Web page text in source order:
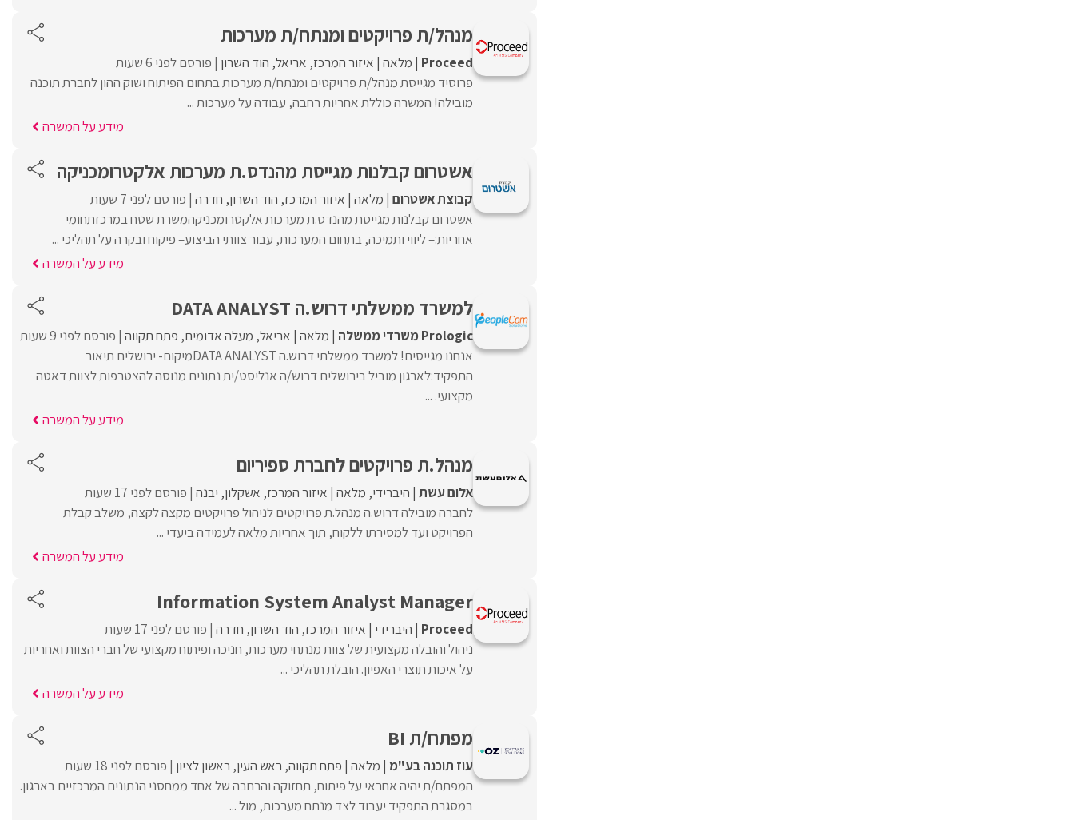
מנהל/ת פרויקטים ומנתח/ת מערכות
Proceed‏ מלאה איזור המרכז אריאל הוד השרון פורסם לפני 6 שעות
פרוסיד מגייסת מנהל/ת פרויקטים ומנתח/ת מערכות בתחום הפיתוח ושוק ההון לחברת תוכנה
מובילה! המשרה כוללת אחריות רחבה, עבודה על מערכות ...
מידע על המשרה
אשטרום קבלנות מגייסת מהנדס.ת מערכות אלקטרומכניקה
קבוצת אשטרום מלאה איזור המרכז הוד השרון חדרה פורסם לפני 7 שעות
אשטרום קבלנות מגייסת מהנדס.ת מערכות אלקטרומכניקהמשרת שטח במרכזתחומי
אחריות:– ליווי ותמיכה, בתחום המערכות, עבור צוותי הביצוע– פיקוח ובקרה על תהליכי ...
מידע על המשרה
למשרד ממשלתי דרוש.ה DATA ANALYST
Prologic משרדי ממשלה מלאה אריאל מעלה אדומים פתח תקווה פורסם לפני 9 שעות
אנחנו מגייסים! למשרד ממשלתי דרוש.ה DATA ANALYSTמיקום- ירושלים תיאור
התפקיד:לארגון מוביל בירושלים דרוש/ה אנליסט/ית נתונים מנוסה להצטרפות לצוות דאטה
מקצועי. ...
מידע על המשרה
מנהל.ת פרויקטים לחברת ספיריום
אלום עשת היברידי מלאה איזור המרכז אשקלון יבנה פורסם לפני 17 שעות
לחברה מובילה דרוש.ה מנהל.ת פרויקטים לניהול פרויקטים מקצה לקצה, משלב קבלת
הפרויקט ועד למסירתו ללקוח, תוך אחריות מלאה לעמידה ביעדי ...
מידע על המשרה
Information System Analyst Manager
Proceed‏ היברידי איזור המרכז הוד השרון חדרה פורסם לפני 17 שעות
ניהול והובלה מקצועית של צוות מנתחי מערכות, חניכה ופיתוח מקצועי של חברי הצוות ואחריות
על איכות תוצרי האפיון. הובלת תהליכי ...
מידע על המשרה
מפתח/ת BI
עוז תוכנה בע"מ מלאה פתח תקווה ראש העין ראשון לציון פורסם לפני 18 שעות
המפתח/ת יהיה אחראי על פיתוח, תחזוקה והרחבה של אחד ממחסני הנתונים המרכזיים בארגון.
במסגרת התפקיד יעבוד לצד מנתח מערכות, מול ...